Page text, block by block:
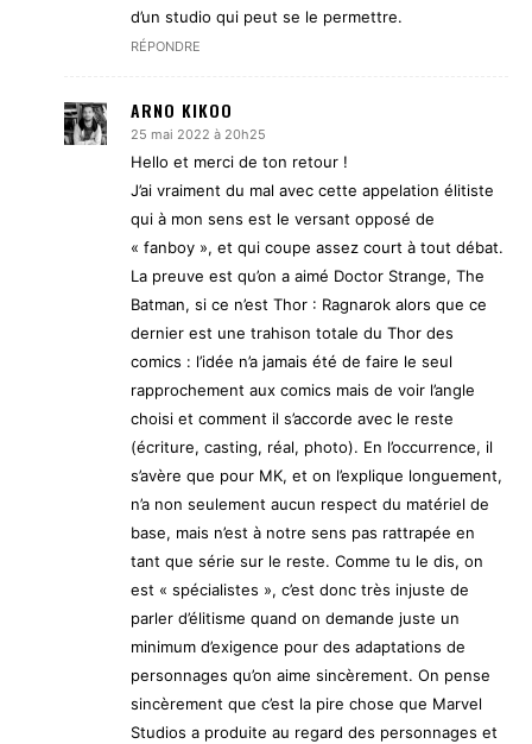
d’un studio qui peut se le permettre.
RÉPONDRE
ARNO KIKOO
25 mai 2022 à 20h25
Hello et merci de ton retour !
J’ai vraiment du mal avec cette appelation élitiste
qui à mon sens est le versant opposé de
« fanboy », et qui coupe assez court à tout débat.
La preuve est qu’on a aimé Doctor Strange, The
Batman, si ce n’est Thor : Ragnarok alors que ce
dernier est une trahison totale du Thor des
comics : l’idée n’a jamais été de faire le seul
rapprochement aux comics mais de voir l’angle
choisi et comment il s’accorde avec le reste
(écriture, casting, réal, photo). En l’occurrence, il
s’avère que pour MK, et on l’explique longuement,
n’a non seulement aucun respect du matériel de
base, mais n’est à notre sens pas rattrapée en
tant que série sur le reste. Comme tu le dis, on
est « spécialistes », c’est donc très injuste de
parler d’élitisme quand on demande juste un
minimum d’exigence pour des adaptations de
personnages qu’on aime sincèrement. On pense
sincèrement que c’est la pire chose que Marvel
Studios a produite au regard des personnages et